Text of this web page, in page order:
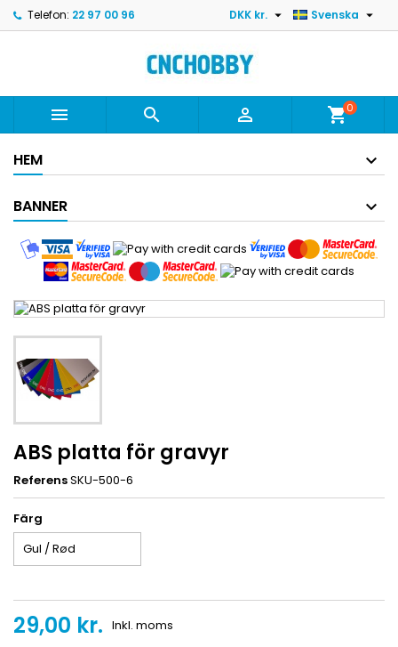
Telefon: 22 97 00 96 Svenska 
DKK kr. 
   shopping_cart0
HEM
BANNER
ABS platta för gravyr
ReferensSKU-500-6
Färg
29,00 kr. Inkl. moms